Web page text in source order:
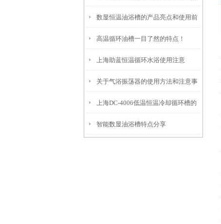
与注意事项
数显恒温油浴槽的产品亮点和使用前
安全须知
高温循环油槽一目了然的特点！
上海助蓝恒温循环水浴使用注意
关于气浴振荡器的使用方法和注意事
项
上海DC-4006低温恒温冷却循环槽的
产品特点和应用
智能数显油浴槽特点分享